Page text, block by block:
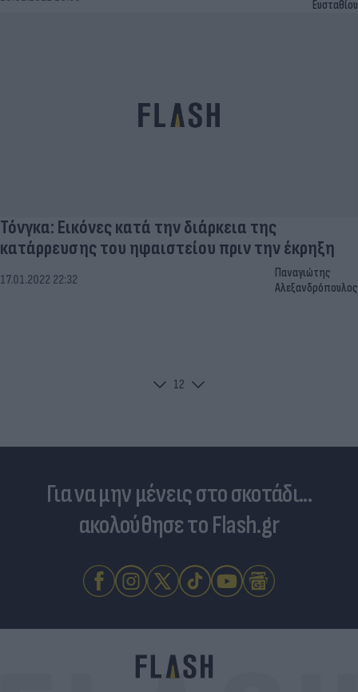
Ευσταθίου
Τόνγκα: Εικόνες κατά την διάρκεια της
κατάρρευσης του ηφαιστείου πριν την έκρηξη
17.01.2022 22:32
Παναγιώτης
Αλεξανδρόπουλος
12
Για να μην μένεις στο σκοτάδι...
ακολούθησε το Flash.gr